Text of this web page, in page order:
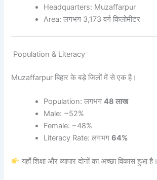
Headquarters: Muzaffarpur
Area: लगभग 3,173 वर्ग किलोमीटर
Population & Literacy
Muzaffarpur बिहार के बड़े जिलों में से एक है।
Population: लगभग48 लाख
Male: ~52%
Female: ~48%
Literacy Rate: लगभग64%
यहाँ शिक्षा और व्यापार दोनों का अच्छा विकास हुआ है।